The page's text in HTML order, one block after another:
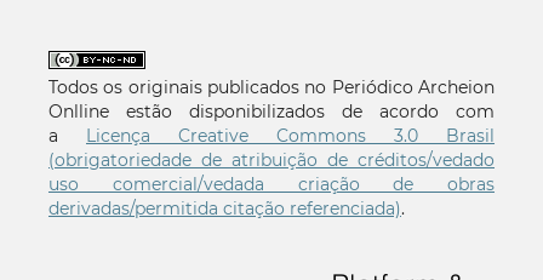
Todos os originais publicados no Periódico Archeion
Onlline estão disponibilizados de acordo com
a
Licença Creative Commons 3.0 Brasil
(obrigatoriedade de atribuição de créditos/vedado
uso comercial/vedada criação de obras
derivadas/permitida citação referenciada).